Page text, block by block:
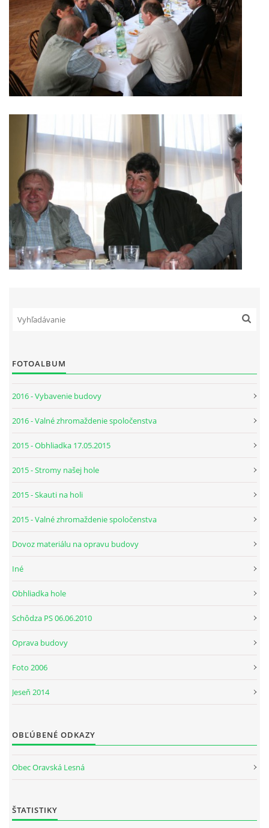
FOTOALBUM
2016 - Vybavenie budovy
2016 - Valné zhromaždenie spoločenstva
2015 - Obhliadka 17.05.2015
2015 - Stromy našej hole
2015 - Skauti na holi
2015 - Valné zhromaždenie spoločenstva
Dovoz materiálu na opravu budovy
Iné
Obhliadka hole
Schôdza PS 06.06.2010
Oprava budovy
Foto 2006
Jeseň 2014
OBĽÚBENÉ ODKAZY
Obec Oravská Lesná
ŠTATISTIKY